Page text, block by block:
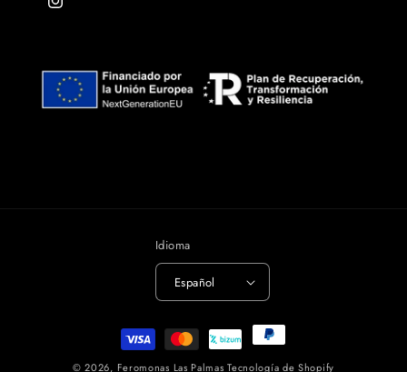
Instagram
Idioma
Español
Formas
de
© 2026, Feromonas Las Palmas Tecnología de Shopify